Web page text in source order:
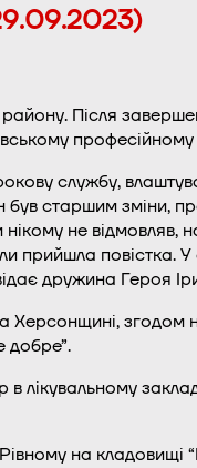
Після
професійному
службу,
був старшим зміни,
не відмовляв,
прийшла повістка.
дружина Героя
Херсонщині, згодом
добре”.
на кладовищі